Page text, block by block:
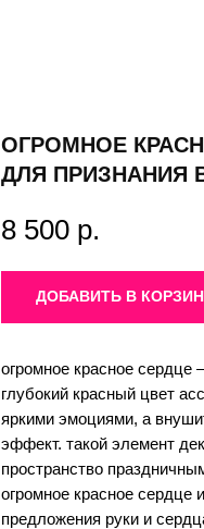
ОГРОМНОЕ
ДЛЯ ПРИЗНАНИЯ
8 500 р.
ДОБАВИТЬ В
огромное красное
глубокий красный цвет
яркими эмоциями, а
эффект. такой элемент
пространство
огромное красное сердце
предложения руки и